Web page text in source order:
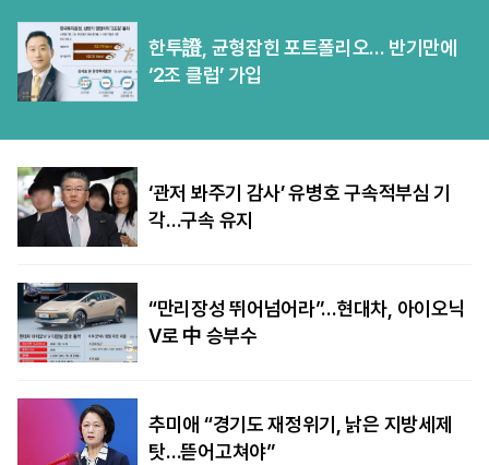
한투證, 균형잡힌 포트폴리오… 반기만에
‘2조 클럽’ 가입
‘관저 봐주기 감사’ 유병호 구속적부심 기
각…구속 유지
“만리장성 뛰어넘어라”…현대차, 아이오닉
V로 中 승부수
추미애 “경기도 재정위기, 낡은 지방세제
탓…뜯어고쳐야”